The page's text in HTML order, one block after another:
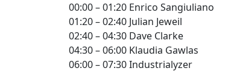
00:00 – 01:20 Enrico Sangiuliano
01:20 – 02:40 Julian Jeweil
02:40 – 04:30 Dave Clarke
04:30 – 06:00 Klaudia Gawlas
06:00 – 07:30 Industrialyzer